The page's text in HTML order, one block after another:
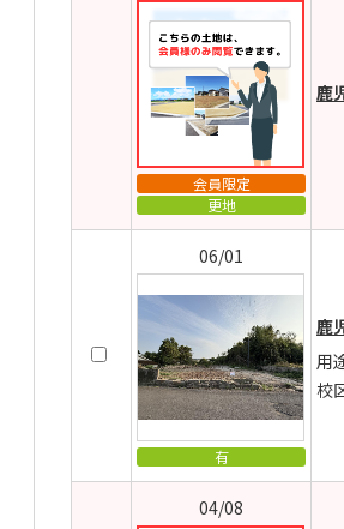
会員限定
更地
鹿
06/01
有
鹿
用
校
04/08